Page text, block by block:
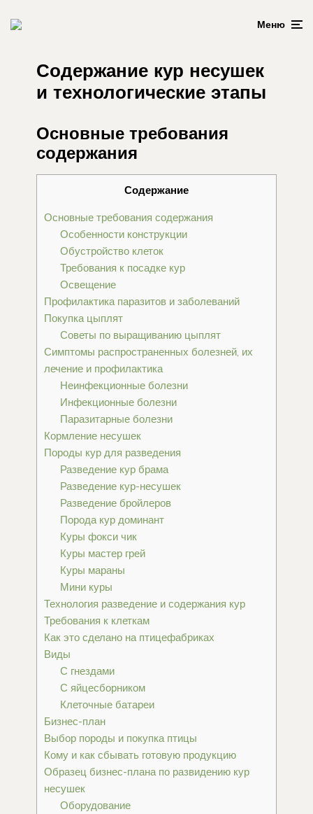
Меню
Содержание кур несушек
и технологические этапы
Основные требования
содержания
Содержание
Основные требования содержания
Особенности конструкции
Обустройство клеток
Требования к посадке кур
Освещение
Профилактика паразитов и заболеваний
Покупка цыплят
Советы по выращиванию цыплят
Симптомы распространенных болезней, их
лечение и профилактика
Неинфекционные болезни
Инфекционные болезни
Паразитарные болезни
Кормление несушек
Породы кур для разведения
Разведение кур брама
Разведение кур-несушек
Разведение бройлеров
Порода кур доминант
Куры фокси чик
Куры мастер грей
Куры мараны
Мини куры
Технология разведение и содержания кур
Требования к клеткам
Как это сделано на птицефабриках
Виды
С гнездами
С яйцесборником
Клеточные батареи
Бизнес-план
Выбор породы и покупка птицы
Кому и как сбывать готовую продукцию
Образец бизнес-плана по развидению кур
несушек
Оборудование